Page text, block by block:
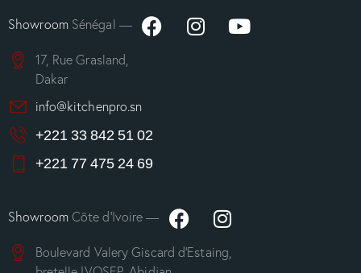
ShowroomSénégal —
17, Rue Grasland,
Dakar
info@kitchenpro.sn
+221 33 842 51 02
+221 77 475 24 69
ShowroomCôte d’Ivoire —
Boulevard Valery Giscard d’Estaing,